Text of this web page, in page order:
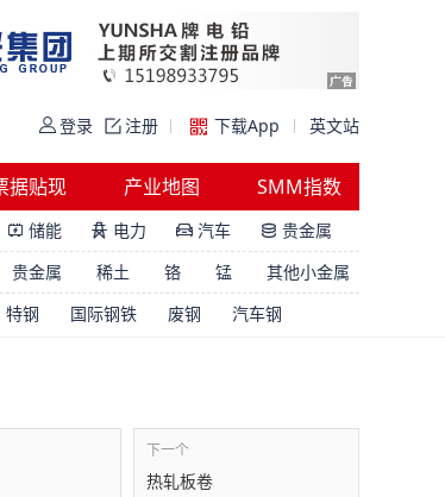
登录 注册 下载App 英文站
据贴现 产业地图 SMM指数
 储能  电力  汽车  贵金属
贵金属 稀土 铬 锰
其他小金属
特钢 国际钢铁 废钢 汽车钢
下一个
热轧板卷